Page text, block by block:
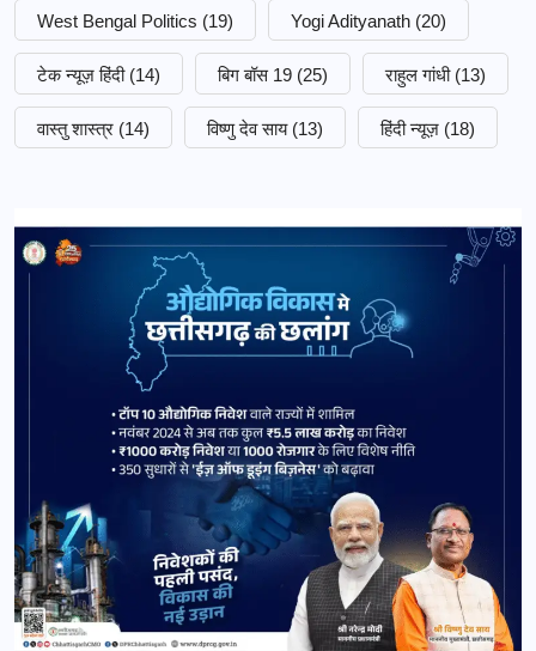
West Bengal Politics (19) Yogi Adityanath (20)
टेक न्यूज़ हिंदी (14) बिग बॉस 19 (25) राहुल गांधी (13)
वास्तु शास्त्र (14) विष्णु देव साय (13) हिंदी न्यूज़ (18)